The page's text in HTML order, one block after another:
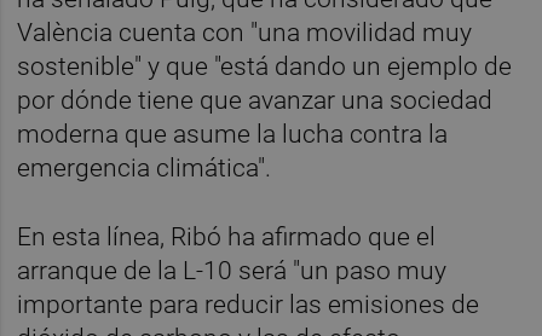
València cuenta con "una movilidad muy
sostenible" y que "está dando un ejemplo de
por dónde tiene que avanzar una sociedad
moderna que asume la lucha contra la
emergencia climática".
En esta línea, Ribó ha afirmado que el
arranque de la L-10 será "un paso muy
importante para reducir las emisiones de